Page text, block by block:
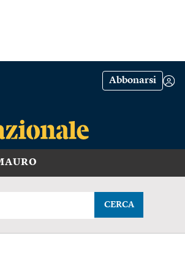
Abbonarsi
CERCA